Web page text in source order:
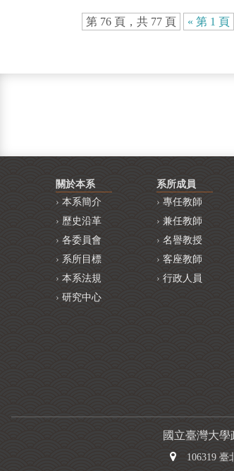
第 76 頁，共 77 頁 « 第 1 頁
關於本系
本系簡介
歷史沿革
各委員會
系所目標
本系法規
研究中心
系所成員
專任教師
兼任教師
名譽教授
客座教師
行政人員
國立臺灣大學
106319